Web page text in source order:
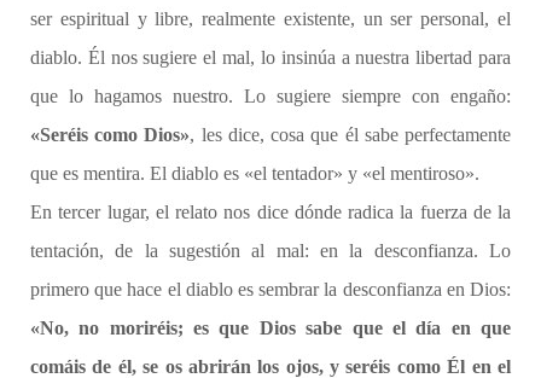
ser espiritual y libre, realmente existente, un ser personal, el
diablo. Él nos sugiere el mal, lo insinúa a nuestra libertad para
que lo hagamos nuestro. Lo sugiere siempre con engaño:
«Seréis como Dios», les dice, cosa que él sabe perfectamente
que es mentira. El diablo es «el tentador» y «el mentiroso».
En tercer lugar, el relato nos dice dónde radica la fuerza de la
tentación, de la sugestión al mal: en la desconfianza. Lo
primero que hace el diablo es sembrar la desconfianza en Dios:
«No, no moriréis; es que Dios sabe que el día en que
comáis de él, se os abrirán los ojos, y seréis como Él en el